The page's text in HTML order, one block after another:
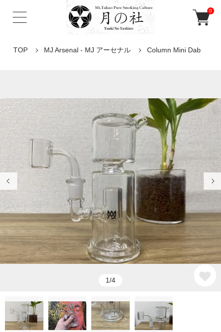
0
TOP MJ Arsenal - MJ アーセナル Column Mini Dab
1/4